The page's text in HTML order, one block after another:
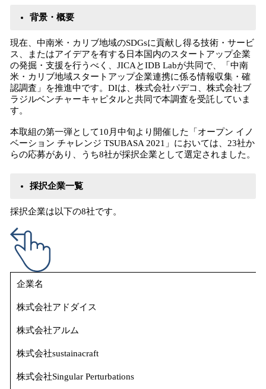
背景・概要
現在、中南米・カリブ地域のSDGsに貢献し得る技術・サービ
ス、またはアイデアを有する日本国内のスタートアップ企業
の発掘・支援を行うべく、JICAとIDB Labが共同で、「中南
米・カリブ地域スタートアップ企業連携に係る情報収集・確
認調査」を推進中です。DIは、株式会社パデコ、株式会社ブ
ラジルベンチャーキャピタルと共同で本調査を受託していま
す。
本取組の第一弾として10月中旬より開催した「オープン イノ
ベーション チャレンジ TSUBASA 2021」においては、23社か
らの応募があり、うち8社が採択企業として選定されました。
採択企業一覧
採択企業は以下の8社です。
企業名
株式会社アドダイス
株式会社アルム
株式会社sustainacraft
株式会社Singular Perturbations